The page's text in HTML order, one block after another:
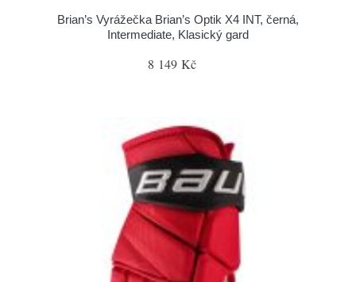
Brian’s Vyrážečka Brian’s Optik X4 INT, černá,
Intermediate, Klasický gard
8 149 Kč